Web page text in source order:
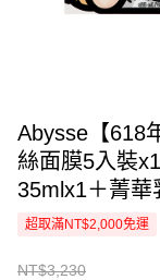
Abysse【618
絲面膜5入裝
35mlx1＋菁華
超取滿NT$2,000免運
NT$3,230